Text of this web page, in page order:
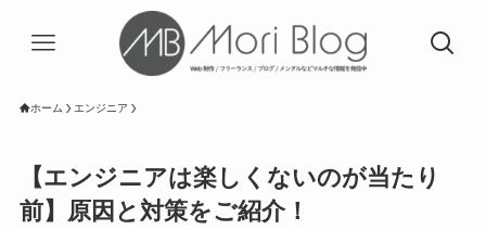
ホーム エンジニア
【エンジニアは楽しくないのが当たり
前】原因と対策をご紹介！